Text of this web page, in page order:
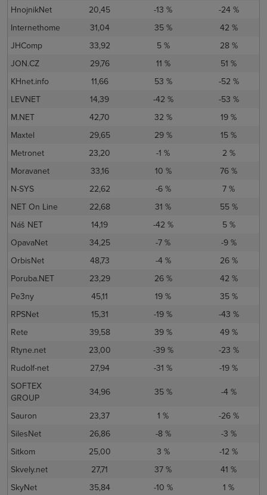
HnojnikNet
20,45 -13 %
-24 %
Internethome
31,04 35 %
42 %
JHComp
33,92 5 %
28 %
JON.CZ
29,76 11 %
51 %
KHnet.info
11,66 53 %
-52 %
LEVNET
14,39 -42 %
-53 %
M.NET
42,70 32 %
19 %
Maxtel
29,65 29 %
15 %
Metronet
23,20 -1 %
2 %
Moravanet
33,16 10 %
76 %
N-SYS
22,62 -6 %
7 %
NET On Line
22,68 31 %
55 %
Náš NET
14,19 -42 %
5 %
OpavaNet
34,25 -7 %
-9 %
OrbisNet
48,73 -4 %
26 %
Poruba.NET
23,29 26 %
42 %
Pe3ny
45,11 19 %
35 %
RPSNet
15,31 -19 %
-43 %
Rete
39,58 39 %
49 %
Rtyne.net
23,00 -39 %
-23 %
Rudolf-net
27,94 -31 %
-19 %
SOFTEX
GROUP
34,96 35 %
-4 %
Sauron
23,37 1 %
-26 %
SilesNet
26,86 -8 %
-3 %
Sitkom
25,00 3 %
-12 %
Skvely.net
27,71 37 %
41 %
SkyNet
35,84 -10 %
1 %